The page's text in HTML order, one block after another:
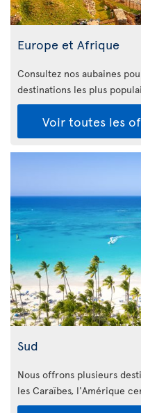
Europe et Afrique
Consultez nos aubaines
destinations les plus
Voir toutes les
Sud
Nous offrons plusieurs
les Caraïbes, l'Amérique